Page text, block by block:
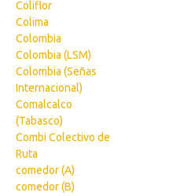
Coliflor
Colima
Colombia
Colombia (LSM)
Colombia (Señas
Internacional)
Comalcalco
(Tabasco)
Combi Colectivo de
Ruta
comedor (A)
comedor (B)